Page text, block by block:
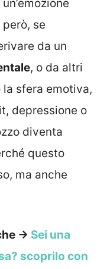
se
da un
, o da altri
sfera emotiva,
depressione o
diventa
questo
ma anche
→ Sei una
scoprilo con